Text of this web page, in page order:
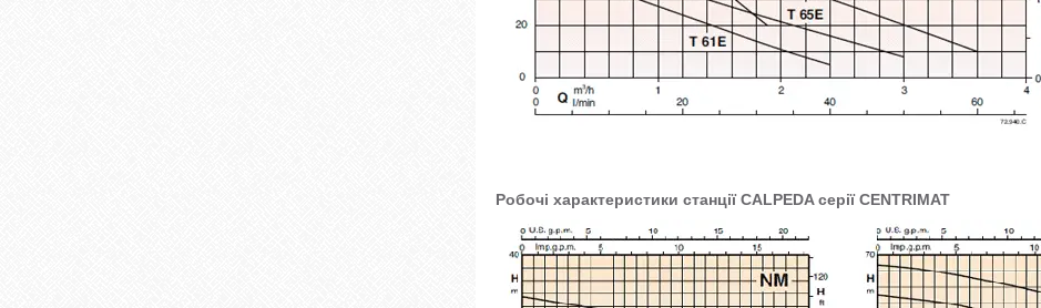
Робочі характеристики станції CALPEDA серії CENTRIMAT